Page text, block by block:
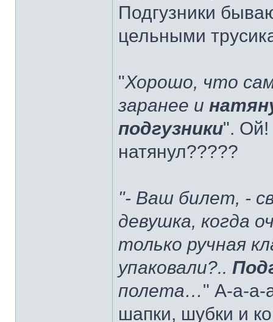
Подгузники
цельными
"Хорошо, что
заранее и
подгузники". Ой!
натянул?????
"- Ваш билет, -
девушка, когда
только ручная
упаковали?..
полета…" А-а-а-
шапки, шубки и